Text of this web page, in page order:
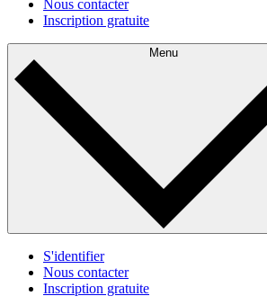
Nous contacter
Inscription gratuite
Menu
S'identifier
Nous contacter
Inscription gratuite